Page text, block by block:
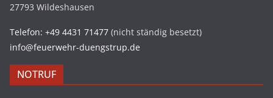
27793 Wildeshausen
Telefon: +49 4431 71477 (nicht ständig besetzt)
info@feuerwehr-duengstrup.de
NOTRUF